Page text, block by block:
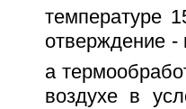
температуре
отверждение -
а
воздухе в